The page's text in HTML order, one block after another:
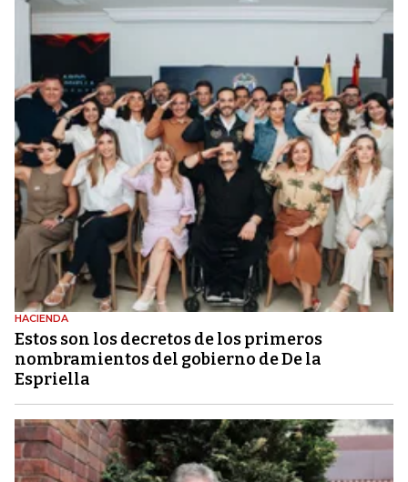
HACIENDA
Estos son los decretos de los primeros
nombramientos del gobierno de De la
Espriella